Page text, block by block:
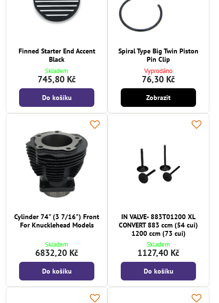
Finned Starter End Accent
Black
Skladem
745,80 Kč
Do košíku
Spiral Type Big Twin Piston
Pin Clip
Vyprodáno
76,30 Kč
Zobrazit
Cylinder 74" (3 7/16") Front
For Knucklehead Models
Skladem
6832,20 Kč
Do košíku
IN VALVE- 883T01200 XL
CONVERT 883 ccm (54 cui)
1200 ccm (73 cui)
Skladem
1127,40 Kč
Do košíku